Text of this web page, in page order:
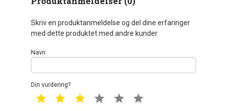
Skriv en produktanmeldelse og del dine erfaringer
med dette produktet med andre kunder.
Navn
Din vurdering?
1 star 2 star 3 star 4 star 5 star